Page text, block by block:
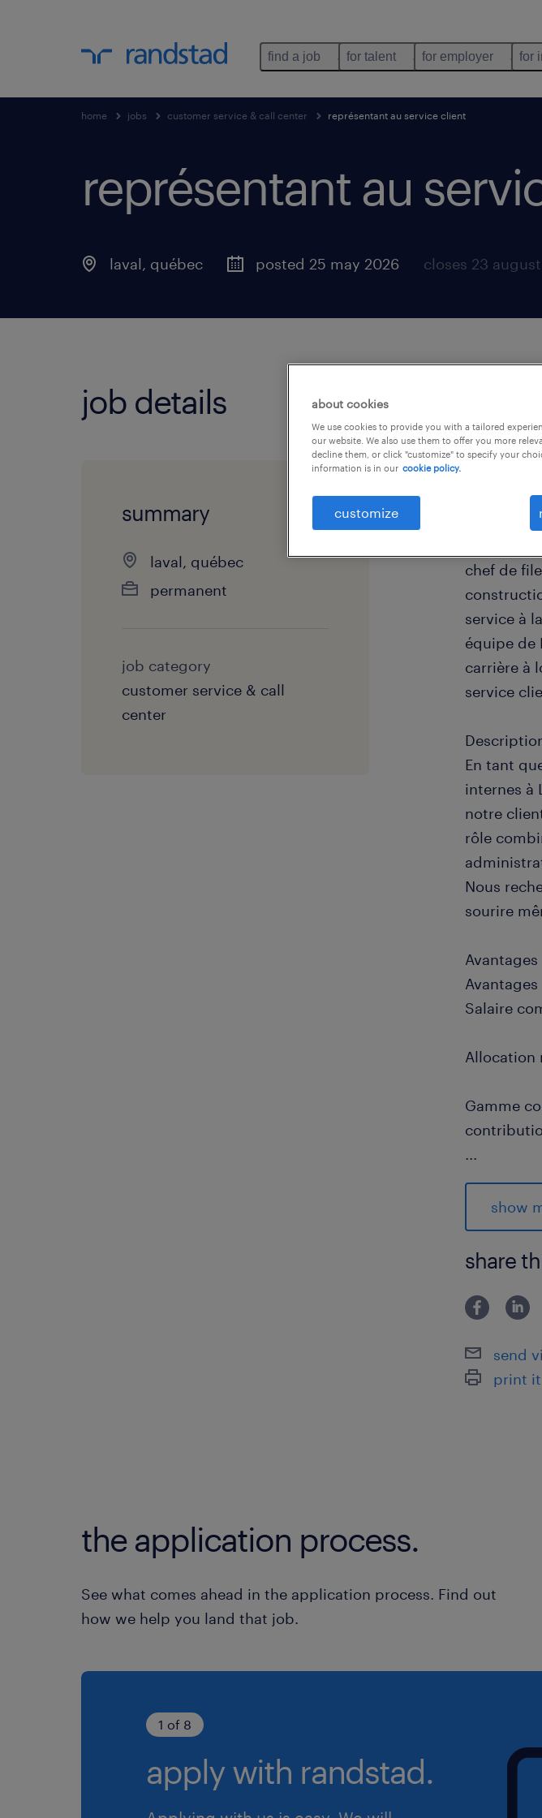
find a job for talent for employer for
home jobs customer service & call center représentant au service client
représentant au
laval, québec posted 25 may 2026 closes 23
job details
summary
laval, québec
permanent
job category
customer service & call
center
Statut :
Vous
chef de
service à
équipe de
carrière à
service
En tant
internes à
notre
rôle
Nous
sourire
Avantages
Avantages
Salaire
Allocation
Gamme
...
Horaire
Réelles
externe
show
share
send
print it
the application process.
See what comes ahead in the application process. Find out
how we help you land that job.
1 of 8
apply with randstad.
about cookies
We use cookies to provide you with a tailored
our website. We also use them to offer you more
decline them, or click "customize" to specify your
information is in our cookie policy.
customize